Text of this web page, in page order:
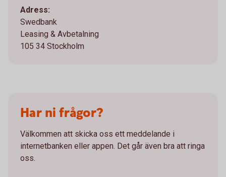
Adress:
Swedbank
Leasing & Avbetalning
105 34 Stockholm
Har ni frågor?
Välkommen att skicka oss ett meddelande i
internetbanken eller appen. Det går även bra att ringa
oss.